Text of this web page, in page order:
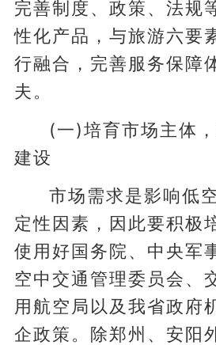
完善制度、政策、法规
性化产品，与旅游六要
行融合，完善服务保障
夫。
(一)培育市场主体
建设
市场需求是影响低
定性因素，因此要积极
使用好国务院、中央军
空中交通管理委员会、
用航空局以及我省政府
企政策。除郑州、安阳